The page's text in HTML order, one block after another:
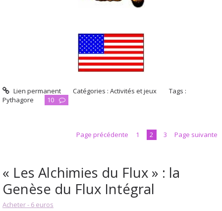
Lien permanent Catégories :Activités et jeux
Tags :
Pythagore
10
Page précédente 1 2 3 Page suivante
« Les Alchimies du Flux » : la
Genèse du Flux Intégral
Acheter - 6 euros